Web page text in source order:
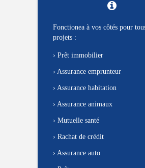
Fonctionea à vos côtés pour
projets :
› Prêt immobilier
› Assurance emprunteur
› Assurance habitation
› Assurance animaux
› Mutuelle santé
› Rachat de crédit
› Assurance auto